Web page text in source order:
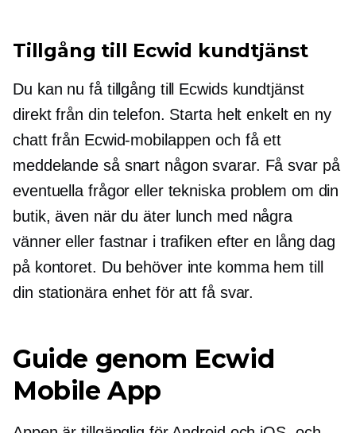
Tillgång till Ecwid kundtjänst
Du kan nu få tillgång till Ecwids kundtjänst
direkt från din telefon. Starta helt enkelt en ny
chatt från Ecwid-mobilappen och få ett
meddelande så snart någon svarar. Få svar på
eventuella frågor eller tekniska problem om din
butik, även när du äter lunch med några
vänner eller fastnar i trafiken efter en lång dag
på kontoret. Du behöver inte komma hem till
din stationära enhet för att få svar.
Guide genom Ecwid
Mobile App